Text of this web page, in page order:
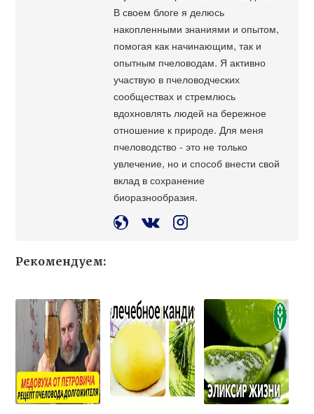
В своем блоге я делюсь
накопленными знаниями и опытом,
помогая как начинающим, так и
опытным пчеловодам. Я активно
участвую в пчеловодческих
сообществах и стремлюсь
вдохновлять людей на бережное
отношение к природе. Для меня
пчеловодство - это не только
увлечение, но и способ внести свой
вклад в сохранение
биоразнообразия.
Рекомендуем: